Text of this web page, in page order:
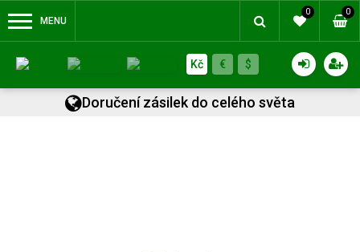
MENU
0 0
Kč € $
Doručení zásilek do celého světa